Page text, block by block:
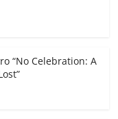
“No Celebration: A